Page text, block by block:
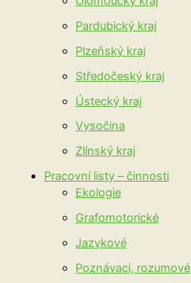
Pardubický kraj
Plzeňský kraj
Středočeský kraj
Ústecký kraj
Vysočina
Zlínský kraj
Pracovní listy – činnosti
Ekologie
Grafomotorické
Jazykové
Poznávací, rozumové